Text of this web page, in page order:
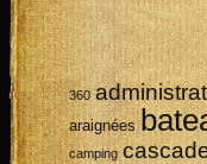
360
araignées
camping